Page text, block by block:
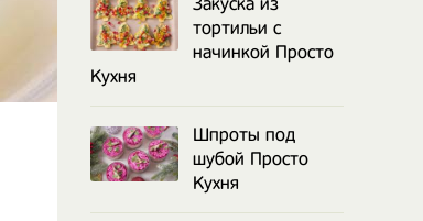
тортильи с
начинкой Просто
Кухня
Шпроты под
шубой Просто
Кухня